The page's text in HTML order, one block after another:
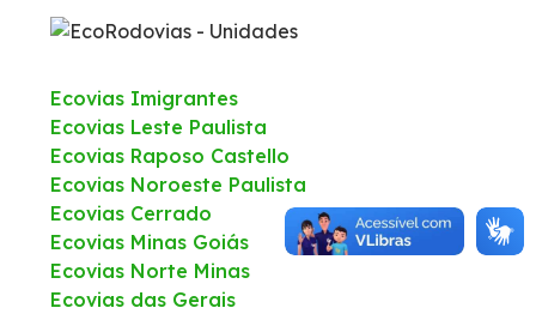
Trabalhe Conosco
Estatísticas de tráfego e acidentes
Ponte 50 anos
Ecovias Imigrantes
Ecovias Leste Paulista
Ecovias Raposo Castello
Ecovias Noroeste Paulista
Ecovias Cerrado
Ecovias Minas Goiás
Ecovias Norte Minas
Ecovias das Gerais